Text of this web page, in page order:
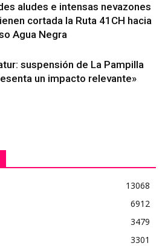
aludes e intensas nevazones
cortada la Ruta 41CH hacia
Agua Negra
suspensión de La Pampilla
un impacto relevante»
13068
6912
3479
3301